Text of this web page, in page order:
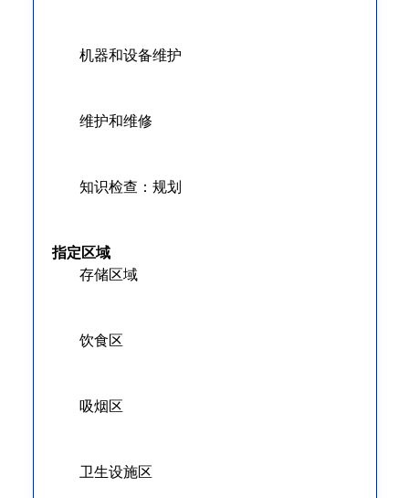
机器和设备维护
维护和维修
知识检查：规划
指定区域
存储区域
饮食区
吸烟区
卫生设施区